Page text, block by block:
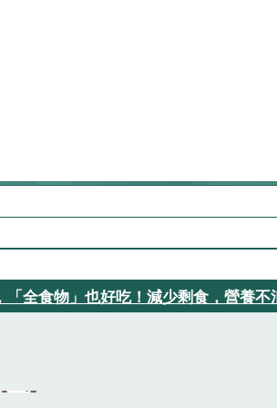
「全食物」也好吃！減少剩食，營養不